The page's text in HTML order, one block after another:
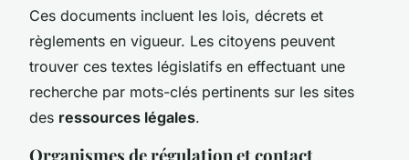
Ces documents incluent les lois, décrets et
règlements en vigueur. Les citoyens peuvent
trouver ces textes législatifs en effectuant une
recherche par mots-clés pertinents sur les sites
des ressources légales.
Organismes de régulation et contact